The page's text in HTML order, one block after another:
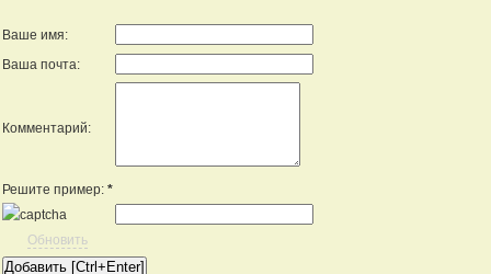
Ваше имя:
Ваша почта:
Комментарий:
Решите пример: *
Обновить